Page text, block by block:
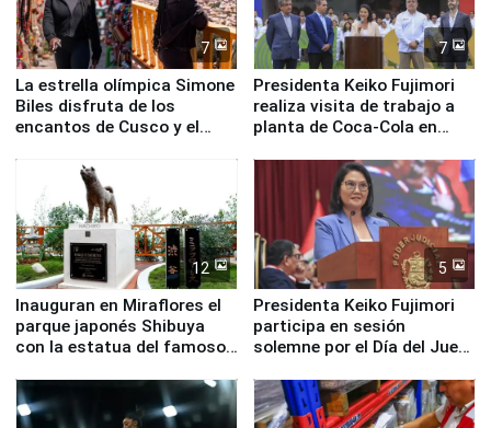
7
La estrella olímpica Simone
Biles disfruta de los
encantos de Cusco y el
7
Presidenta Keiko Fujimori
realiza visita de trabajo a
planta de Coca-Cola en
12
Inauguran en Miraflores el
parque japonés Shibuya
con la estatua del famoso
5
Presidenta Keiko Fujimori
participa en sesión
solemne por el Día del Juez